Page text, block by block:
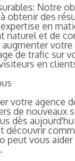
Notre
obtenir des
en
naturel et de
de trafic sur
en
votre agence
de nouveaux
dès
découvrir
peut vous